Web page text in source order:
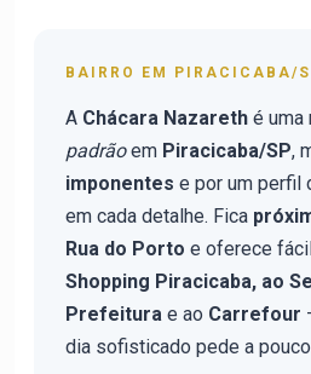
BAIRRO EM PIRACICABA/
A Chácara Nazareth é uma
padrãoem Piracicaba/SP,
imponentes e por um perfil
em cada detalhe. Fica
Rua do Porto e oferece
Shopping Piracicaba, ao
Prefeitura e ao Carrefour
dia sofisticado pede a